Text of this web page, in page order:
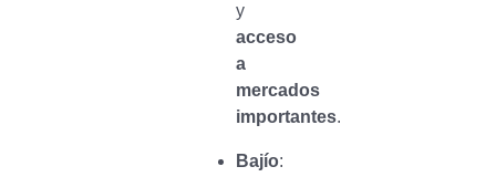
y
acceso
a
mercados
importantes.
Bajío: